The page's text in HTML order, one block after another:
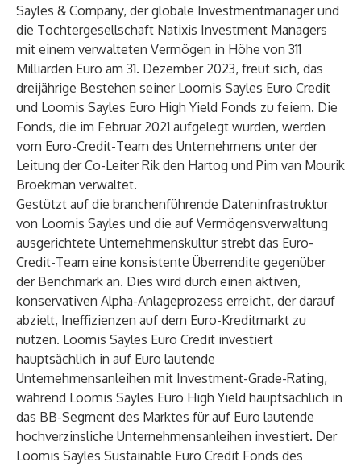
Sayles & Company, der globale Investmentmanager und
die Tochtergesellschaft Natixis Investment Managers
mit einem verwalteten Vermögen in Höhe von 311
Milliarden Euro am 31. Dezember 2023, freut sich, das
dreijährige Bestehen seiner Loomis Sayles Euro Credit
und Loomis Sayles Euro High Yield Fonds zu feiern. Die
Fonds, die im Februar 2021 aufgelegt wurden, werden
vom Euro-Credit-Team des Unternehmens unter der
Leitung der Co-Leiter Rik den Hartog und Pim van Mourik
Broekman verwaltet.
Gestützt auf die branchenführende Dateninfrastruktur
von Loomis Sayles und die auf Vermögensverwaltung
ausgerichtete Unternehmenskultur strebt das Euro-
Credit-Team eine konsistente Überrendite gegenüber
der Benchmark an. Dies wird durch einen aktiven,
konservativen Alpha-Anlageprozess erreicht, der darauf
abzielt, Ineffizienzen auf dem Euro-Kreditmarkt zu
nutzen. Loomis Sayles Euro Credit investiert
hauptsächlich in auf Euro lautende
Unternehmensanleihen mit Investment-Grade-Rating,
während Loomis Sayles Euro High Yield hauptsächlich in
das BB-Segment des Marktes für auf Euro lautende
hochverzinsliche Unternehmensanleihen investiert. Der
Loomis Sayles Sustainable Euro Credit Fonds des